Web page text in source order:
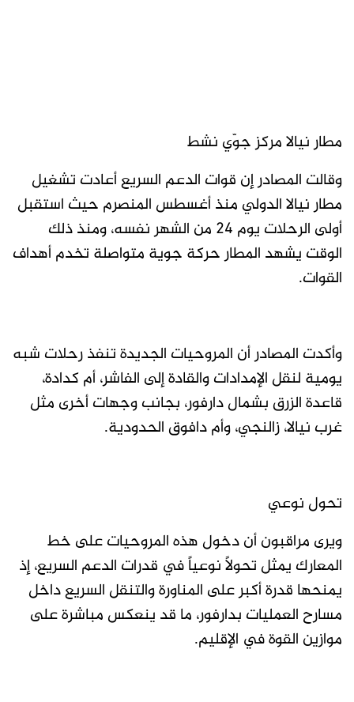
مطار نيالا مركز جوّي نشط
وقالت المصادر إن قوات الدعم السريع أعادت تشغيل
مطار نيالا الدولي منذ أغسطس المنصرم حيث استقبل
أولى الرحلات يوم 24 من الشهر نفسه، ومنذ ذلك
الوقت يشهد المطار حركة جوية متواصلة تخدم أهداف
القوات.
وأكدت المصادر أن المروحيات الجديدة تنفذ رحلات شبه
يومية لنقل الإمدادات والقادة إلى الفاشر، أم كدادة،
قاعدة الزرق بشمال دارفور، بجانب وجهات أخرى مثل
غرب نيالا، زالنجي، وأم دافوق الحدودية.
تحول نوعي
ويرى مراقبون أن دخول هذه المروحيات على خط
المعارك يمثل تحولاً نوعياً في قدرات الدعم السريع، إذ
يمنحها قدرة أكبر على المناورة والتنقل السريع داخل
مسارح العمليات بدارفور، ما قد ينعكس مباشرة على
موازين القوة في الإقليم.